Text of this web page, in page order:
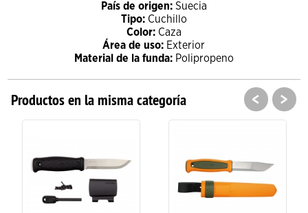
País de origen:Suecia
Tipo:Cuchillo
Color: Caza
Área de uso: Exterior
Material de la funda:Polipropeno
Productos en la misma categoría < >